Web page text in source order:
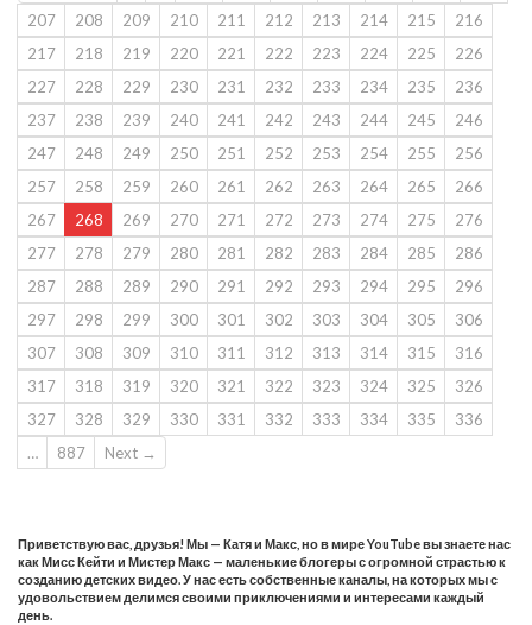
207
208 209 210 211 212 213 214 215
216
217
218 219 220 221 222 223 224 225
226
227
228 229 230 231 232 233 234 235
236
237
238 239 240 241 242 243 244 245
246
247
248 249 250 251 252 253 254 255
256
257
258 259 260 261 262 263 264 265
266
267
268 269 270 271 272 273 274 275
276
277
278 279 280 281 282 283 284 285
286
287
288 289 290 291 292 293 294 295
296
297
298 299 300 301 302 303 304 305
306
307
308 309 310 311 312 313 314 315
316
317
318 319 320 321 322 323 324 325
326
327
328 329 330 331 332 333 334 335
336
…
887 Next →
Приветствую вас, друзья! Мы — Катя и Макс, но в мире YouTube вы знаете нас
как Мисс Кейти и Мистер Макс — маленькие блогеры с огромной страстью к
созданию детских видео. У нас есть собственные каналы, на которых мы с
удовольствием делимся своими приключениями и интересами каждый
день.